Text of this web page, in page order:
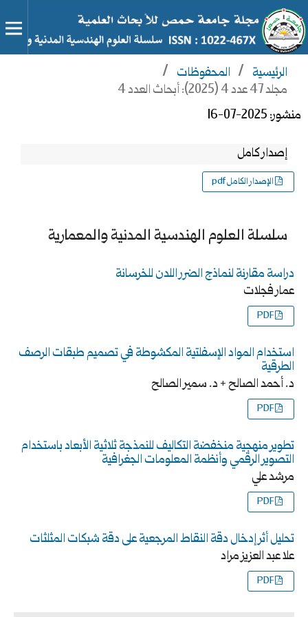
الرئيسية / المحفوظات /
مجلد 47 عدد 4 (2025): أبحاث العدد 4
منشور: 2025-07-16
إصدار كامل
الإصدار الكامل pdf
سلسلة العلوم الهندسية المدنية والمعمارية
دراسة مقارنة لنماذج الضرر اللدن للخرسانة
عمار فجلات
PDF
استخدام المواد الإسفلتية المكشوطة في تصميم طبقات الرصف
الطرقية
د. أحمد الصالح + د. سمير الصالح
PDF
تطوير منهجية منخفضة التكاليف للنمذجة ثلاثية الأبعاد باستخدام
التصوير الرقمي وأنظمة المعلومات الجغرافية
مرشد علي
PDF
تحليل أثر إدخال دقة النقاط المرجعية على دقة شبكات المثلثات
علا عبد العزيز مراد
PDF